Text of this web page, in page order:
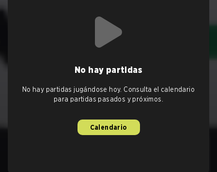
No hay partidas
No hay partidas jugándose hoy. Consulta el calendario
para partidas pasados y próximos.
Calendario